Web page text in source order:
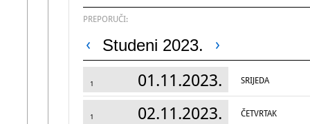
PREPORUČI:
Studeni 2023.
1 01.11.2023. SRIJEDA
1 02.11.2023. ČETVRTAK